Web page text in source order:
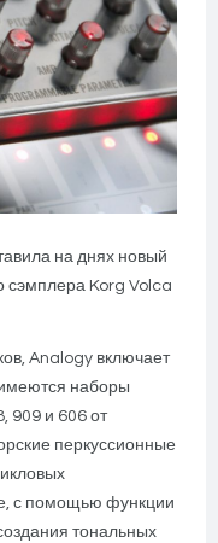
на днях новый
сэмплера Korg Volca
Analogy включает
наборы
909 и 606 от
перкуссионные
с помощью функции
тональных